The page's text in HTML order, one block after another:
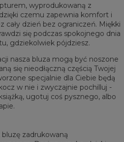
wyprodukowaną z
czemu zapewnia komfort i
cały dzień bez ograniczeń. Miękki
się podczas spokojnego dnia
gdziekolwiek pójdziesz.
nasza bluza mogą być noszone
się nieodłączną częścią Twojej
specjalnie dla Ciebie będą
w nie i zwyczajnie pochilluj -
ugotuj coś pysznego, albo
zadrukowaną